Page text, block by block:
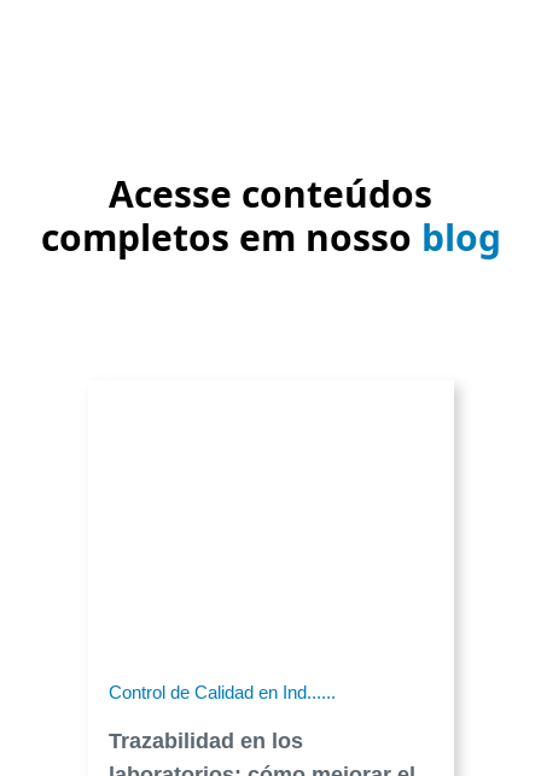
Acesse conteúdos
completos em nosso blog
Control de Calidad en Ind......
Trazabilidad en los